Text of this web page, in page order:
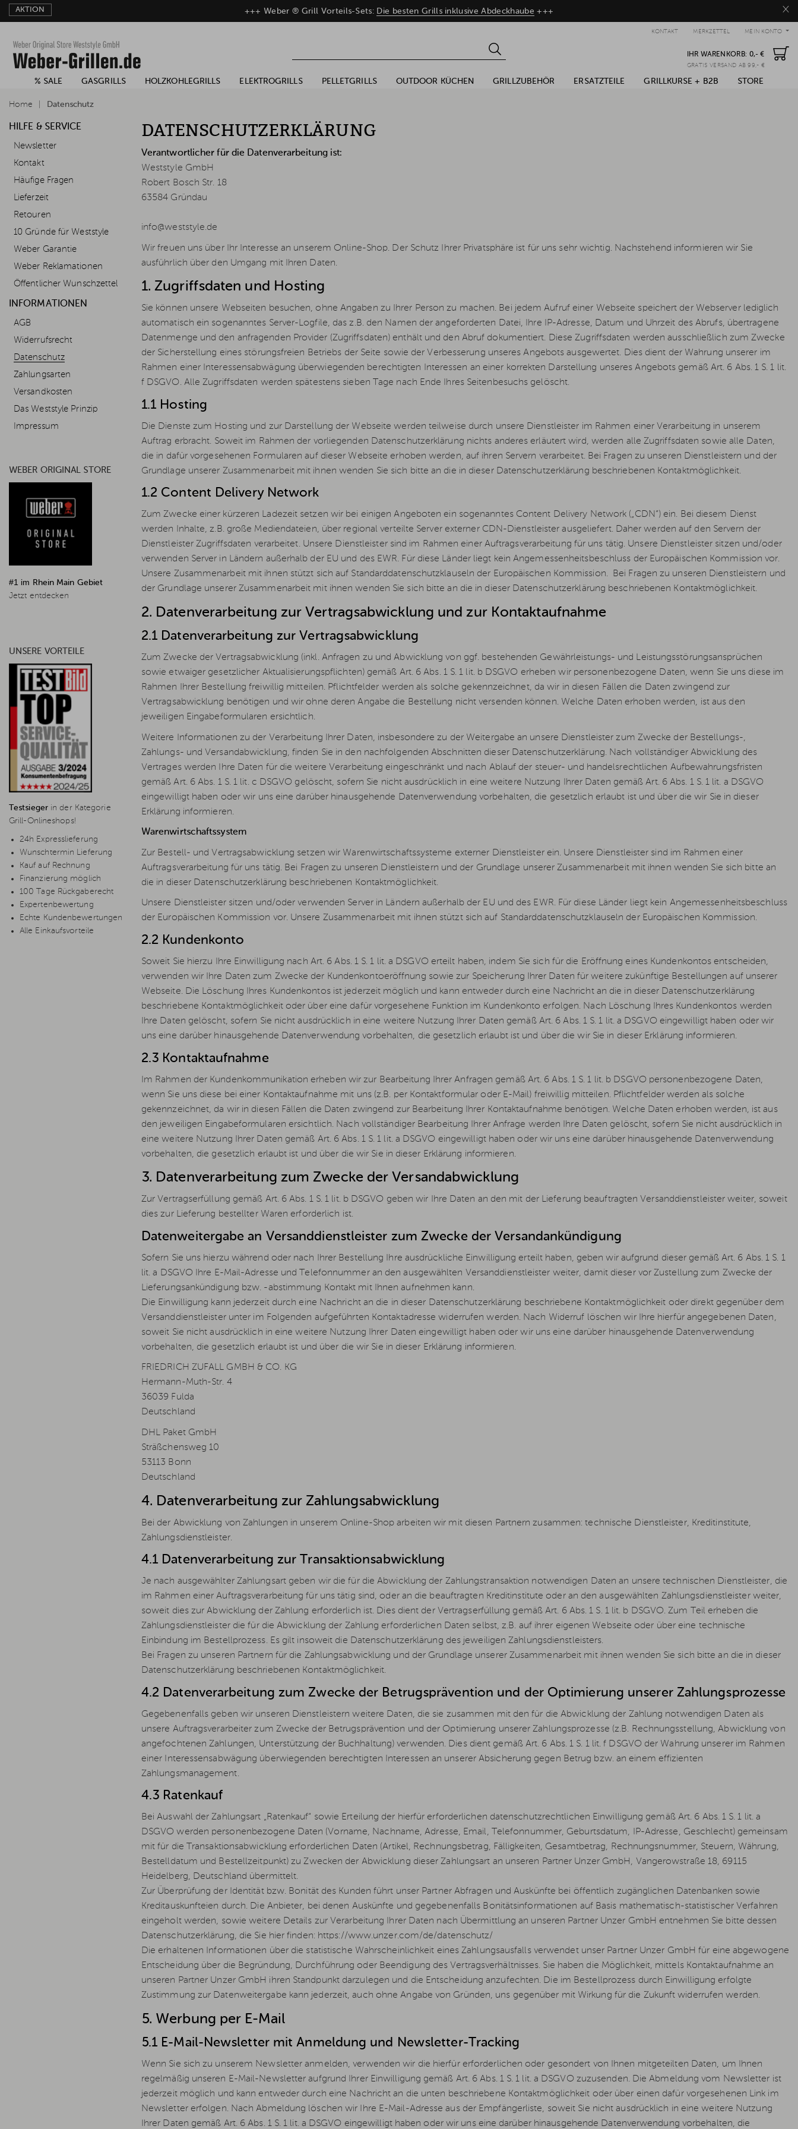
AKTION ×
+++ Weber ® Grill Vorteils-Sets: Die besten Grills inklusive Abdeckhaube +++
MEIN KONTO
MERKZETTEL
KONTAKT
IHR WARENKORB: 0,- €
GRATIS VERSAND AB 99,- €
% SALE GASGRILLS HOLZKOHLEGRILLS ELEKTROGRILLS PELLETGRILLS OUTDOOR KÜCHEN GRILLZUBEHÖR ERSATZTEILE GRILLKURSE + B2B STORE
Home Datenschutz
HILFE & SERVICE
Newsletter
Kontakt
Häufige Fragen
Lieferzeit
Retouren
10 Gründe für Weststyle
Weber Garantie
Weber Reklamationen
Öffentlicher Wunschzettel
INFORMATIONEN
AGB
Widerrufsrecht
Datenschutz
Zahlungsarten
Versandkosten
Das Weststyle Prinzip
Impressum
WEBER ORIGINAL STORE
#1 im Rhein Main Gebiet
Jetzt entdecken
UNSERE VORTEILE
Testsieger in der Kategorie
Grill-Onlineshops!
24h Expresslieferung
Wunschtermin Lieferung
Kauf auf Rechnung
Finanzierung möglich
100 Tage Rückgaberecht
Expertenbewertung
Echte Kundenbewertungen
Alle Einkaufsvorteile
DATENSCHUTZERKLÄRUNG
Verantwortlicher für die Datenverarbeitung ist:
Weststyle GmbH
Robert Bosch Str. 18
63584 Gründau
info@weststyle.de
Wir freuen uns über Ihr Interesse an unserem Online-Shop. Der Schutz Ihrer Privatsphäre ist für uns sehr wichtig. Nachstehend informieren wir Sie
ausführlich über den Umgang mit Ihren Daten.
1. Zugriffsdaten und Hosting
Sie können unsere Webseiten besuchen, ohne Angaben zu Ihrer Person zu machen. Bei jedem Aufruf einer Webseite speichert der Webserver lediglich
automatisch ein sogenanntes Server-Logfile, das z.B. den Namen der angeforderten Datei, Ihre IP-Adresse, Datum und Uhrzeit des Abrufs, übertragene
Datenmenge und den anfragenden Provider (Zugriffsdaten) enthält und den Abruf dokumentiert. Diese Zugriffsdaten werden ausschließlich zum Zwecke
der Sicherstellung eines störungsfreien Betriebs der Seite sowie der Verbesserung unseres Angebots ausgewertet. Dies dient der Wahrung unserer im
Rahmen einer Interessensabwägung überwiegenden berechtigten Interessen an einer korrekten Darstellung unseres Angebots gemäß Art. 6 Abs. 1 S. 1 lit.
f DSGVO. Alle Zugriffsdaten werden spätestens sieben Tage nach Ende Ihres Seitenbesuchs gelöscht.
1.1 Hosting
Die Dienste zum Hosting und zur Darstellung der Webseite werden teilweise durch unsere Dienstleister im Rahmen einer Verarbeitung in unserem
Auftrag erbracht. Soweit im Rahmen der vorliegenden Datenschutzerklärung nichts anderes erläutert wird, werden alle Zugriffsdaten sowie alle Daten,
die in dafür vorgesehenen Formularen auf dieser Webseite erhoben werden, auf ihren Servern verarbeitet. Bei Fragen zu unseren Dienstleistern und der
Grundlage unserer Zusammenarbeit mit ihnen wenden Sie sich bitte an die in dieser Datenschutzerklärung beschriebenen Kontaktmöglichkeit.
1.2 Content Delivery Network
Zum Zwecke einer kürzeren Ladezeit setzen wir bei einigen Angeboten ein sogenanntes Content Delivery Network („CDN“) ein. Bei diesem Dienst
werden Inhalte, z.B. große Mediendateien, über regional verteilte Server externer CDN-Dienstleister ausgeliefert. Daher werden auf den Servern der
Dienstleister Zugriffsdaten verarbeitet. Unsere Dienstleister sind im Rahmen einer Auftragsverarbeitung für uns tätig. Unsere Dienstleister sitzen und/oder
verwenden Server in Ländern außerhalb der EU und des EWR. Für diese Länder liegt kein Angemessenheitsbeschluss der Europäischen Kommission vor.
Unsere Zusammenarbeit mit ihnen stützt sich auf Standarddatenschutzklauseln der Europäischen Kommission. Bei Fragen zu unseren Dienstleistern und
der Grundlage unserer Zusammenarbeit mit ihnen wenden Sie sich bitte an die in dieser Datenschutzerklärung beschriebenen Kontaktmöglichkeit.
2. Datenverarbeitung zur Vertragsabwicklung und zur Kontaktaufnahme
2.1 Datenverarbeitung zur Vertragsabwicklung
Zum Zwecke der Vertragsabwicklung (inkl. Anfragen zu und Abwicklung von ggf. bestehenden Gewährleistungs- und Leistungsstörungsansprüchen
sowie etwaiger gesetzlicher Aktualisierungspflichten) gemäß Art. 6 Abs. 1 S. 1 lit. b DSGVO erheben wir personenbezogene Daten, wenn Sie uns diese im
Rahmen Ihrer Bestellung freiwillig mitteilen. Pflichtfelder werden als solche gekennzeichnet, da wir in diesen Fällen die Daten zwingend zur
Vertragsabwicklung benötigen und wir ohne deren Angabe die Bestellung nicht versenden können. Welche Daten erhoben werden, ist aus den
jeweiligen Eingabeformularen ersichtlich.
Weitere Informationen zu der Verarbeitung Ihrer Daten, insbesondere zu der Weitergabe an unsere Dienstleister zum Zwecke der Bestellungs-,
Zahlungs- und Versandabwicklung, finden Sie in den nachfolgenden Abschnitten dieser Datenschutzerklärung. Nach vollständiger Abwicklung des
Vertrages werden Ihre Daten für die weitere Verarbeitung eingeschränkt und nach Ablauf der steuer- und handelsrechtlichen Aufbewahrungsfristen
gemäß Art. 6 Abs. 1 S. 1 lit. c DSGVO gelöscht, sofern Sie nicht ausdrücklich in eine weitere Nutzung Ihrer Daten gemäß Art. 6 Abs. 1 S. 1 lit. a DSGVO
eingewilligt haben oder wir uns eine darüber hinausgehende Datenverwendung vorbehalten, die gesetzlich erlaubt ist und über die wir Sie in dieser
Erklärung informieren.
Warenwirtschaftssystem
Zur Bestell- und Vertragsabwicklung setzen wir Warenwirtschaftssysteme externer Dienstleister ein. Unsere Dienstleister sind im Rahmen einer
Auftragsverarbeitung für uns tätig. Bei Fragen zu unseren Dienstleistern und der Grundlage unserer Zusammenarbeit mit ihnen wenden Sie sich bitte an
die in dieser Datenschutzerklärung beschriebenen Kontaktmöglichkeit.
Unsere Dienstleister sitzen und/oder verwenden Server in Ländern außerhalb der EU und des EWR. Für diese Länder liegt kein Angemessenheitsbeschluss
der Europäischen Kommission vor. Unsere Zusammenarbeit mit ihnen stützt sich auf Standarddatenschutzklauseln der Europäischen Kommission.
2.2 Kundenkonto
Soweit Sie hierzu Ihre Einwilligung nach Art. 6 Abs. 1 S. 1 lit. a DSGVO erteilt haben, indem Sie sich für die Eröffnung eines Kundenkontos entscheiden,
verwenden wir Ihre Daten zum Zwecke der Kundenkontoeröffnung sowie zur Speicherung Ihrer Daten für weitere zukünftige Bestellungen auf unserer
Webseite. Die Löschung Ihres Kundenkontos ist jederzeit möglich und kann entweder durch eine Nachricht an die in dieser Datenschutzerklärung
beschriebene Kontaktmöglichkeit oder über eine dafür vorgesehene Funktion im Kundenkonto erfolgen. Nach Löschung Ihres Kundenkontos werden
Ihre Daten gelöscht, sofern Sie nicht ausdrücklich in eine weitere Nutzung Ihrer Daten gemäß Art. 6 Abs. 1 S. 1 lit. a DSGVO eingewilligt haben oder wir
uns eine darüber hinausgehende Datenverwendung vorbehalten, die gesetzlich erlaubt ist und über die wir Sie in dieser Erklärung informieren.
2.3 Kontaktaufnahme
Im Rahmen der Kundenkommunikation erheben wir zur Bearbeitung Ihrer Anfragen gemäß Art. 6 Abs. 1 S. 1 lit. b DSGVO personenbezogene Daten,
wenn Sie uns diese bei einer Kontaktaufnahme mit uns (z.B. per Kontaktformular oder E-Mail) freiwillig mitteilen. Pflichtfelder werden als solche
gekennzeichnet, da wir in diesen Fällen die Daten zwingend zur Bearbeitung Ihrer Kontaktaufnahme benötigen. Welche Daten erhoben werden, ist aus
den jeweiligen Eingabeformularen ersichtlich. Nach vollständiger Bearbeitung Ihrer Anfrage werden Ihre Daten gelöscht, sofern Sie nicht ausdrücklich in
eine weitere Nutzung Ihrer Daten gemäß Art. 6 Abs. 1 S. 1 lit. a DSGVO eingewilligt haben oder wir uns eine darüber hinausgehende Datenverwendung
vorbehalten, die gesetzlich erlaubt ist und über die wir Sie in dieser Erklärung informieren.
3. Datenverarbeitung zum Zwecke der Versandabwicklung
Zur Vertragserfüllung gemäß Art. 6 Abs. 1 S. 1 lit. b DSGVO geben wir Ihre Daten an den mit der Lieferung beauftragten Versanddienstleister weiter, soweit
dies zur Lieferung bestellter Waren erforderlich ist.
Datenweitergabe an Versanddienstleister zum Zwecke der Versandankündigung
Sofern Sie uns hierzu während oder nach Ihrer Bestellung Ihre ausdrückliche Einwilligung erteilt haben, geben wir aufgrund dieser gemäß Art. 6 Abs. 1 S. 1
lit. a DSGVO Ihre E-Mail-Adresse und Telefonnummer an den ausgewählten Versanddienstleister weiter, damit dieser vor Zustellung zum Zwecke der
Lieferungsankündigung bzw. -abstimmung Kontakt mit Ihnen aufnehmen kann.
Die Einwilligung kann jederzeit durch eine Nachricht an die in dieser Datenschutzerklärung beschriebene Kontaktmöglichkeit oder direkt gegenüber dem
Versanddienstleister unter im Folgenden aufgeführten Kontaktadresse widerrufen werden. Nach Widerruf löschen wir Ihre hierfür angegebenen Daten,
soweit Sie nicht ausdrücklich in eine weitere Nutzung Ihrer Daten eingewilligt haben oder wir uns eine darüber hinausgehende Datenverwendung
vorbehalten, die gesetzlich erlaubt ist und über die wir Sie in dieser Erklärung informieren.
FRIEDRICH ZUFALL GMBH & CO. KG
Hermann-Muth-Str. 4
36039 Fulda
Deutschland
DHL Paket GmbH
Sträßchensweg 10
53113 Bonn
Deutschland
4. Datenverarbeitung zur Zahlungsabwicklung
Bei der Abwicklung von Zahlungen in unserem Online-Shop arbeiten wir mit diesen Partnern zusammen: technische Dienstleister, Kreditinstitute,
Zahlungsdienstleister.
4.1 Datenverarbeitung zur Transaktionsabwicklung
Je nach ausgewählter Zahlungsart geben wir die für die Abwicklung der Zahlungstransaktion notwendigen Daten an unsere technischen Dienstleister, die
im Rahmen einer Auftragsverarbeitung für uns tätig sind, oder an die beauftragten Kreditinstitute oder an den ausgewählten Zahlungsdienstleister weiter,
soweit dies zur Abwicklung der Zahlung erforderlich ist. Dies dient der Vertragserfüllung gemäß Art. 6 Abs. 1 S. 1 lit. b DSGVO. Zum Teil erheben die
Zahlungsdienstleister die für die Abwicklung der Zahlung erforderlichen Daten selbst, z.B. auf ihrer eigenen Webseite oder über eine technische
Einbindung im Bestellprozess. Es gilt insoweit die Datenschutzerklärung des jeweiligen Zahlungsdienstleisters.
Bei Fragen zu unseren Partnern für die Zahlungsabwicklung und der Grundlage unserer Zusammenarbeit mit ihnen wenden Sie sich bitte an die in dieser
Datenschutzerklärung beschriebenen Kontaktmöglichkeit.
4.2 Datenverarbeitung zum Zwecke der Betrugsprävention und der Optimierung unserer Zahlungsprozesse
Gegebenenfalls geben wir unseren Dienstleistern weitere Daten, die sie zusammen mit den für die Abwicklung der Zahlung notwendigen Daten als
unsere Auftragsverarbeiter zum Zwecke der Betrugsprävention und der Optimierung unserer Zahlungsprozesse (z.B. Rechnungsstellung, Abwicklung von
angefochtenen Zahlungen, Unterstützung der Buchhaltung) verwenden. Dies dient gemäß Art. 6 Abs. 1 S. 1 lit. f DSGVO der Wahrung unserer im Rahmen
einer Interessensabwägung überwiegenden berechtigten Interessen an unserer Absicherung gegen Betrug bzw. an einem effizienten
Zahlungsmanagement.
4.3 Ratenkauf
Bei Auswahl der Zahlungsart „Ratenkauf“ sowie Erteilung der hierfür erforderlichen datenschutzrechtlichen Einwilligung gemäß Art. 6 Abs. 1 S. 1 lit. a
DSGVO werden personenbezogene Daten (Vorname, Nachname, Adresse, Email, Telefonnummer, Geburtsdatum, IP-Adresse, Geschlecht) gemeinsam
mit für die Transaktionsabwicklung erforderlichen Daten (Artikel, Rechnungsbetrag, Fälligkeiten, Gesamtbetrag, Rechnungsnummer, Steuern, Währung,
Bestelldatum und Bestellzeitpunkt) zu Zwecken der Abwicklung dieser Zahlungsart an unseren Partner Unzer GmbH, Vangerowstraße 18, 69115
Heidelberg, Deutschland übermittelt.
Zur Überprüfung der Identität bzw. Bonität des Kunden führt unser Partner Abfragen und Auskünfte bei öffentlich zugänglichen Datenbanken sowie
Kreditauskunfteien durch. Die Anbieter, bei denen Auskünfte und gegebenenfalls Bonitätsinformationen auf Basis mathematisch-statistischer Verfahren
eingeholt werden, sowie weitere Details zur Verarbeitung Ihrer Daten nach Übermittlung an unseren Partner Unzer GmbH entnehmen Sie bitte dessen
Datenschutzerklärung, die Sie hier finden: https://www.unzer.com/de/datenschutz/
Die erhaltenen Informationen über die statistische Wahrscheinlichkeit eines Zahlungsausfalls verwendet unser Partner Unzer GmbH für eine abgewogene
Entscheidung über die Begründung, Durchführung oder Beendigung des Vertragsverhältnisses. Sie haben die Möglichkeit, mittels Kontaktaufnahme an
unseren Partner Unzer GmbH ihren Standpunkt darzulegen und die Entscheidung anzufechten. Die im Bestellprozess durch Einwilligung erfolgte
Zustimmung zur Datenweitergabe kann jederzeit, auch ohne Angabe von Gründen, uns gegenüber mit Wirkung für die Zukunft widerrufen werden.
5. Werbung per E-Mail
5.1 E-Mail-Newsletter mit Anmeldung und Newsletter-Tracking
Wenn Sie sich zu unserem Newsletter anmelden, verwenden wir die hierfür erforderlichen oder gesondert von Ihnen mitgeteilten Daten, um Ihnen
regelmäßig unseren E-Mail-Newsletter aufgrund Ihrer Einwilligung gemäß Art. 6 Abs. 1 S. 1 lit. a DSGVO zuzusenden. Die Abmeldung vom Newsletter ist
jederzeit möglich und kann entweder durch eine Nachricht an die unten beschriebene Kontaktmöglichkeit oder über einen dafür vorgesehenen Link im
Newsletter erfolgen. Nach Abmeldung löschen wir Ihre E-Mail-Adresse aus der Empfängerliste, soweit Sie nicht ausdrücklich in eine weitere Nutzung
Ihrer Daten gemäß Art. 6 Abs. 1 S. 1 lit. a DSGVO eingewilligt haben oder wir uns eine darüber hinausgehende Datenverwendung vorbehalten, die